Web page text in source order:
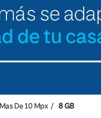
Mas De 10 Mpx 8 GB